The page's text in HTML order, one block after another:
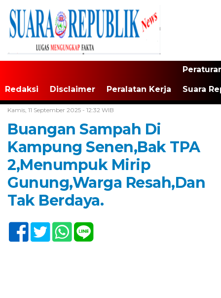
Redaksi Disclaimer Peralatan Kerja Suara
Kamis, 11 September 2025 - 12:32 WIB
Buangan Sampah Di
Kampung Senen,Bak TPA
2,Menumpuk Mirip
Gunung,Warga Resah,Dan
Tak Berdaya.